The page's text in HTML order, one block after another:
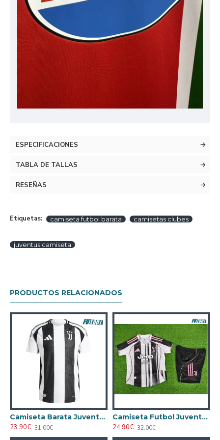
ESPECIFICACIONES
TABLA DE TALLAS
RESEÑAS
Etiquetas: camiseta futbol barata camisetas clubes
juventus camiseta
PRODUCTOS RELACIONADOS
Camiseta Barata Juventus Home 2024/25 Versión Jugador
23.90€ 31.00€
Camiseta Futbol Juventus Local 2025/26 Niño Versión Jugador
24.90€ 32.00€